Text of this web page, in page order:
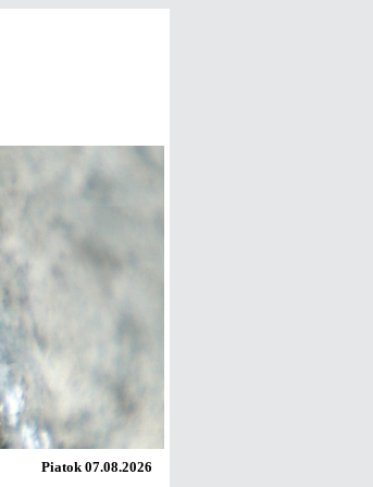
Piatok 07.08.2026